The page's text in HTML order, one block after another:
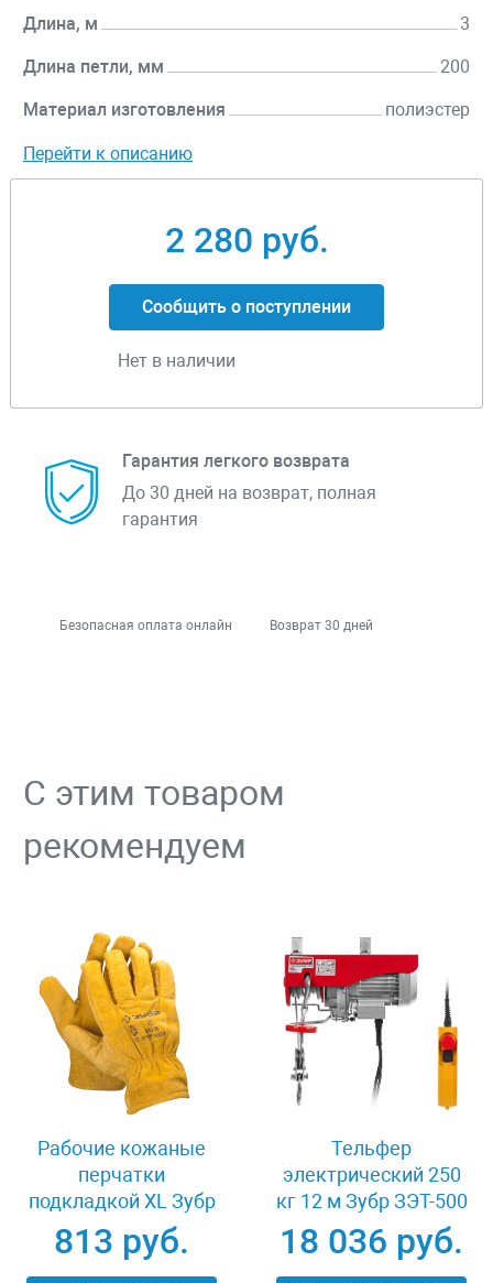
Длина, м 3
Длина петли, мм 200
Материал изготовления полиэстер
Перейти к описанию
2 280 руб.
Сообщить о поступлении
Нет в наличии
Гарантия легкого возврата
До 30 дней на возврат, полная
гарантия
Безопасная оплата онлайн Возврат 30 дней
С этим товаром
рекомендуем
Рабочие кожаные
перчатки
подкладкой XL Зубр
МАСТЕР 1135-XL
813 руб.
Тельфер
электрический 250
кг 12 м Зубр ЗЭТ-500
18 036 руб.